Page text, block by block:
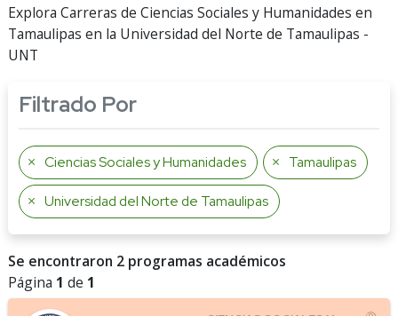
Explora Carreras de Ciencias Sociales y Humanidades en
Tamaulipas en la Universidad del Norte de Tamaulipas -
UNT
Filtrado Por
Ciencias Sociales y Humanidades Tamaulipas
Universidad del Norte de Tamaulipas
Se encontraron 2 programas académicos
Página 1 de 1